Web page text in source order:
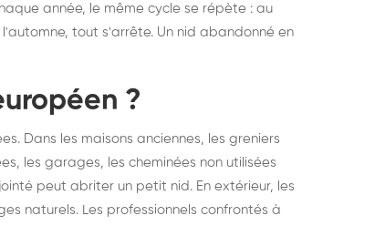
année, le même cycle se répète : au
tout s'arrête. Un nid abandonné en
?
Dans les maisons anciennes, les greniers
les garages, les cheminées non utilisées
peut abriter un petit nid. En extérieur, les
naturels. Les professionnels confrontés à